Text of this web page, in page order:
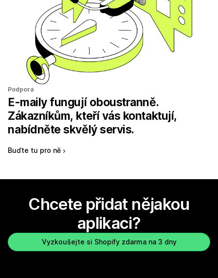
Podpora
E-maily fungují oboustranně.
Zákazníkům, kteří vás kontaktují,
nabídněte skvělý servis.
Buďte tu pro ně
Chcete přidat nějakou
aplikaci?
Vyzkoušejte si Shopify zdarma na 3 dny